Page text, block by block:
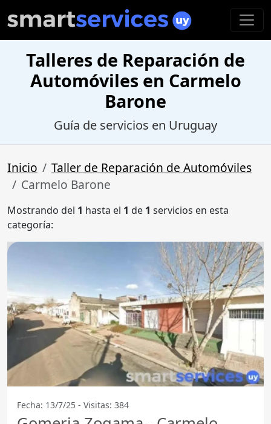
Talleres de Reparación de
Automóviles en Carmelo
Barone
Guía de servicios en Uruguay
Inicio
Taller de Reparación de Automóviles
Carmelo Barone
Mostrando del 1 hasta el 1 de 1 servicios en esta
categoría:
Fecha: 13/7/25 - Visitas: 384